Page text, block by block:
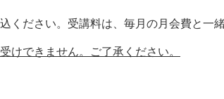
ください。受講料は、毎月の月会費と一
けできません。ご了承ください。